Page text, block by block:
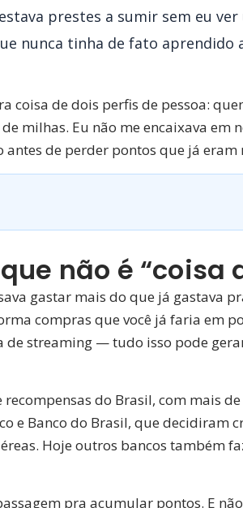
prestes a sumir sem eu
nunca tinha de fato aprendido
coisa de dois perfis de pessoa:
milhas. Eu não me encaixava em
de perder pontos que já eram
não é
gastar mais do que já gastava
compras que você já faria em
streaming — tudo isso pode
do Brasil, com mais
e Banco do Brasil, que
Hoje outros bancos também
pra acumular pontos. E